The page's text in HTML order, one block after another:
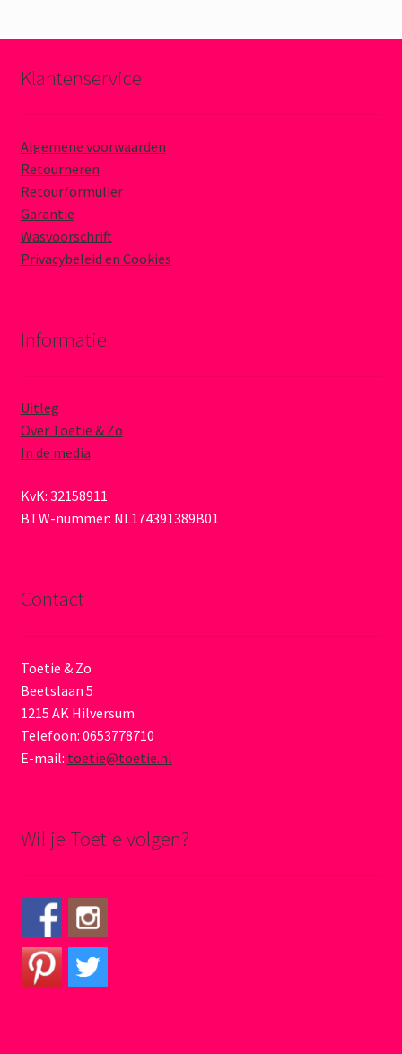
Klantenservice
Algemene voorwaarden
Retourneren
Retourformulier
Garantie
Wasvoorschrift
Privacybeleid en Cookies
Informatie
Uitleg
Over Toetie & Zo
In de media
KvK: 32158911
BTW-nummer: NL174391389B01
Contact
Toetie & Zo
Beetslaan 5
1215 AK Hilversum
Telefoon: 0653778710
E-mail: toetie@toetie.nl
Wil je Toetie volgen?